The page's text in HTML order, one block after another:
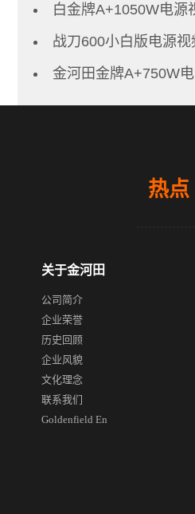
白金牌A+1050W电源
战刀600小白版电源视
金河田金牌A+750W
热点
关于金河田
公司简介
企业荣誉
历史回顾
企业风貌
文化理念
联系我们
Goldenfield En